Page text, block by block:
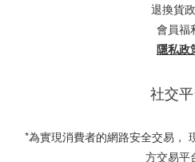
退換貨
會員福
隱私政
社交
*為實現消費者的網路安全交易，
方交易平